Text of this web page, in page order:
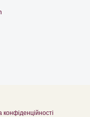
конфіденційності